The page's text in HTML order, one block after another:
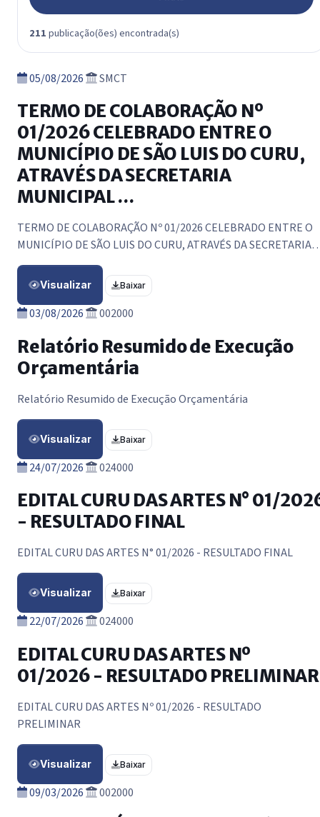
211publicação(ões) encontrada(s)
05/08/2026 SMCT
TERMO DE COLABORAÇÃO Nº
01/2026 CELEBRADO ENTRE O
MUNICÍPIO DE SÃO LUIS DO CURU,
ATRAVÉS DA SECRETARIA
MUNICIPAL …
TERMO DE COLABORAÇÃO Nº 01/2026 CELEBRADO ENTRE O
MUNICÍPIO DE SÃO LUIS DO CURU, ATRAVÉS DA SECRETARIA
MUNICIPAL DE CULTURA E TURISMO. E A ORGANIZAÇÃO DA
SOCIEDADE CIVIL ABAIXO DESIGNADA.
Visualizar Baixar
03/08/2026 002000
Relatório Resumido de Execução
Orçamentária
Relatório Resumido de Execução Orçamentária
Visualizar Baixar
24/07/2026 024000
EDITAL CURU DAS ARTES N° 01/
- RESULTADO FINAL
EDITAL CURU DAS ARTES N° 01/2026 - RESULTADO FINAL
Visualizar Baixar
22/07/2026 024000
EDITAL CURU DAS ARTES Nº
01/2026 - RESULTADO PRELIMINAR
EDITAL CURU DAS ARTES Nº 01/2026 - RESULTADO
PRELIMINAR
Visualizar Baixar
09/03/2026 002000